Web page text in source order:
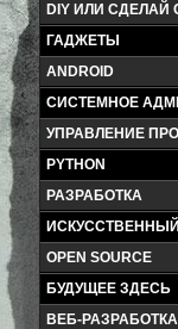
DIY ИЛИ СДЕЛАЙ
ГАДЖЕТЫ
ANDROID
СИСТЕМНОЕ
УПРАВЛЕНИЕ
PYTHON
РАЗРАБОТКА
OPEN SOURCE
БУДУЩЕЕ ЗДЕСЬ
ВЕБ-РАЗРАБОТКА